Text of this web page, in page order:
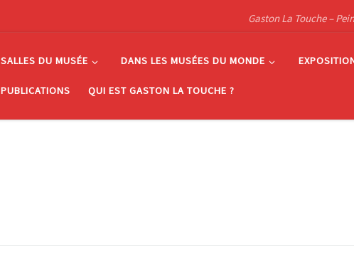
Gaston La Touche –
SALLES DU MUSÉE DANS LES MUSÉES DU MONDE
PUBLICATIONS QUI EST GASTON LA TOUCHE ?